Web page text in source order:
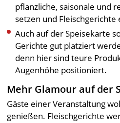
pflanzliche, saisonale und
setzen und
Auch auf der Speisekarte
Gerichte gut platziert
denn hier sind teure
Augenhöhe positioniert.
Mehr Glamour auf der
Gäste einer Veranstaltung
genießen. Fleischgerichte